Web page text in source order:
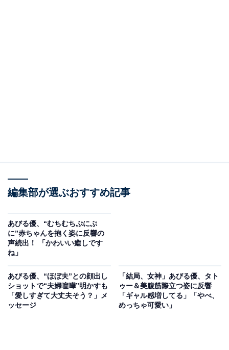
編集部が選ぶおすすめ記事
あびる優、“むちむちぷにぷ
に”赤ちゃんを抱く姿に反響の
声続出！ 「かわいい癒しです
ね」
あびる優、“ほぼ夫”との顔出し
ショットで“夫婦喧嘩”明かすも
「愛しすぎて大丈夫そう？」メ
ッセージ
「結局、女神」あびる優、タト
ゥー＆美腹筋際立つ姿に反響
「ギャル感増してる」「やべ、
めっちゃ可愛い」